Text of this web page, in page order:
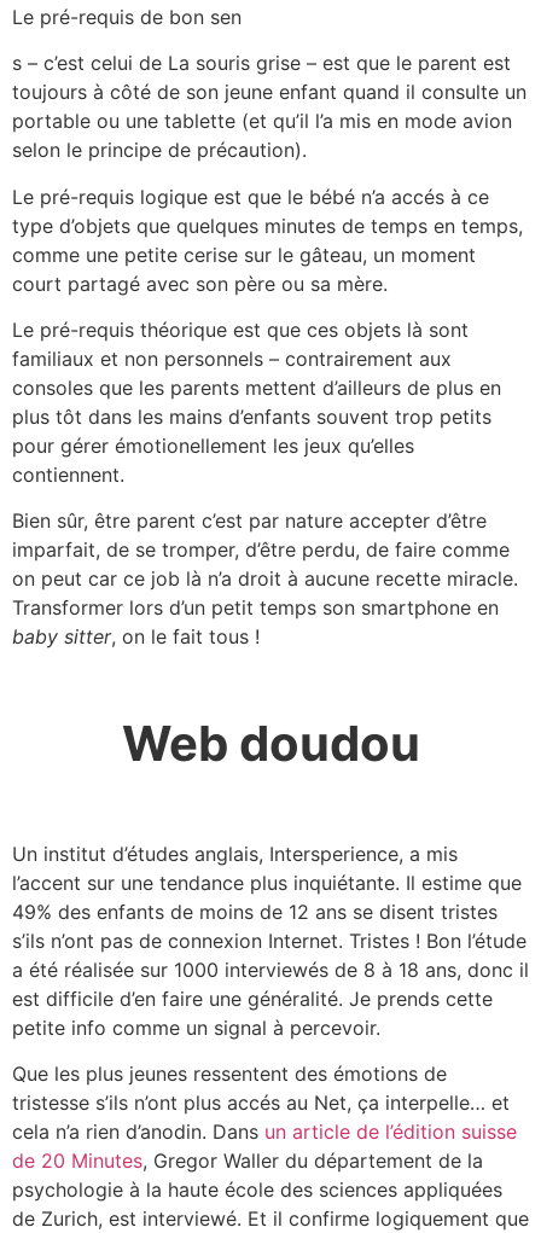
Le pré-requis de bon sen
s – c’est celui de La souris grise – est que le parent est
toujours à côté de son jeune enfant quand il consulte un
portable ou une tablette (et qu’il l’a mis en mode avion
selon le principe de précaution).
Le pré-requis logique est que le bébé n’a accés à ce
type d’objets que quelques minutes de temps en temps,
comme une petite cerise sur le gâteau, un moment
court partagé avec son père ou sa mère.
Le pré-requis théorique est que ces objets là sont
familiaux et non personnels – contrairement aux
consoles que les parents mettent d’ailleurs de plus en
plus tôt dans les mains d’enfants souvent trop petits
pour gérer émotionellement les jeux qu’elles
contiennent.
Bien sûr, être parent c’est par nature accepter d’être
imparfait, de se tromper, d’être perdu, de faire comme
on peut car ce job là n’a droit à aucune recette miracle.
Transformer lors d’un petit temps son smartphone en
baby sitter, on le fait tous !
Web doudou
Un institut d’études anglais, Intersperience, a mis
l’accent sur une tendance plus inquiétante. Il estime que
49% des enfants de moins de 12 ans se disent tristes
s’ils n’ont pas de connexion Internet. Tristes ! Bon l’étude
a été réalisée sur 1000 interviewés de 8 à 18 ans, donc il
est difficile d’en faire une généralité. Je prends cette
petite info comme un signal à percevoir.
Que les plus jeunes ressentent des émotions de
tristesse s’ils n’ont plus accés au Net, ça interpelle… et
cela n’a rien d’anodin. Dans un article de l’édition suisse
de 20 Minutes, Gregor Waller du département de la
psychologie à la haute école des sciences appliquées
de Zurich, est interviewé. Et il confirme logiquement que